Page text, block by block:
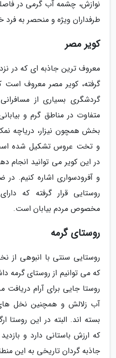
طرفداران ویژه و منحصر به فرد
کویر مصر
معروف ترین جاذبه ای که در
گرفته، کویر مصر معروف
گردشگری بسیاری از
متفاوت در مناطق گرم و
بخش همچون نیزار، دریاچه
و تخت عروس تشکیل شده
در این کویر می توانید انجام
و آفرودسواری اشاره کنیم.
روستایی قرار گرفته که
مخصوص مردم بیابان است.
روستای گرمه
روستایی سنتی با انبوهی از
که می توانیم از روستای گرمه
روستا جایی برای آرام
آب زلالش و همچنین نخل
که ارزش باستانی دارد و
جاذبه گردان تاریخی به این